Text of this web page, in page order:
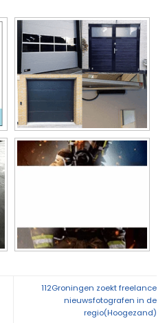
112Groningen zoekt freelance
nieuwsfotografen in de
regio(Hoogezand)